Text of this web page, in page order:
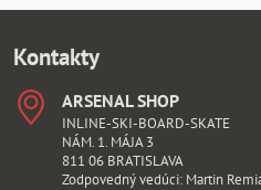
Kontakty
ARSENAL SHOP
INLINE-SKI-BOARD-SKATE
NÁM. 1. MÁJA 3
811 06 BRATISLAVA
Zodpovedný vedúci: Martin